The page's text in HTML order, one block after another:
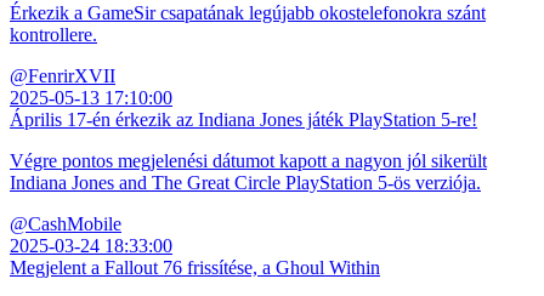
Érkezik a GameSir csapatának legújabb okostelefonokra szánt
kontrollere.
@FenrirXVII
2025-05-13 17:10:00
Április 17-én érkezik az Indiana Jones játék PlayStation 5-re!
Végre pontos megjelenési dátumot kapott a nagyon jól sikerült
Indiana Jones and The Great Circle PlayStation 5-ös verziója.
@CashMobile
2025-03-24 18:33:00
Megjelent a Fallout 76 frissítése, a Ghoul Within